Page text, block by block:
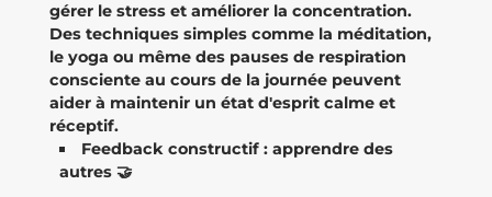
gérer le stress et améliorer la concentration.
Des techniques simples comme la méditation,
le yoga ou même des pauses de respiration
consciente au cours de la journée peuvent
aider à maintenir un état d'esprit calme et
réceptif.
Feedback constructif : apprendre des
autres 🤝